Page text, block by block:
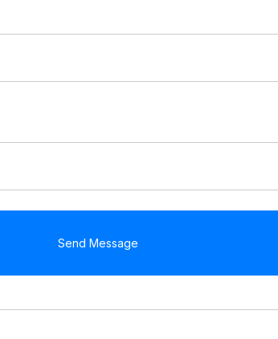
Send Message